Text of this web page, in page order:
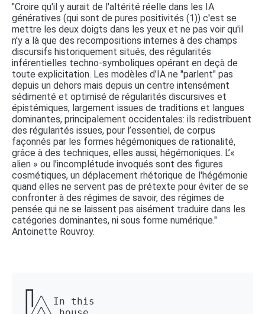
"Croire qu'il y aurait de l'altérité réelle dans les IA
génératives (qui sont de pures positivités (1)) c'est se
mettre les deux doigts dans les yeux et ne pas voir qu'il
n'y a là que des recompositions internes à des champs
discursifs historiquement situés, des régularités
inférentielles techno-symboliques opérant en deçà de
toute explicitation. Les modèles d’IA ne "parlent" pas
depuis un dehors mais depuis un centre intensément
sédimenté et optimisé de régularités discursives et
épistémiques, largement issues de traditions et langues
dominantes, principalement occidentales: ils redistribuent
des régularités issues, pour l’essentiel, de corpus
façonnés par les formes hégémoniques de rationalité,
grâce à des techniques, elles aussi, hégémoniques. L’«
alien » ou l'incomplétude invoqués sont des figures
cosmétiques, un déplacement rhétorique de l'hégémonie
quand elles ne servent pas de prétexte pour éviter de se
confronter à des régimes de savoir, des régimes de
pensée qui ne se laissent pas aisément traduire dans les
catégories dominantes, ni sous forme numérique."
Antoinette Rouvroy.
┏┓
┃┃╱╲ In this